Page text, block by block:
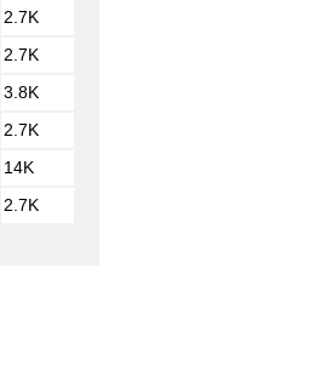
2.7K
2.7K
3.8K
2.7K
14K
2.7K